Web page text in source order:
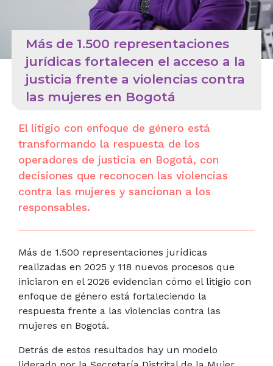
Más de 1.500 representaciones
jurídicas fortalecen el acceso a la
justicia frente a violencias contra
las mujeres en Bogotá
El litigio con enfoque de género está
transformando la respuesta de los
operadores de justicia en Bogotá, con
decisiones que reconocen las violencias
contra las mujeres y sancionan a los
responsables.
Más de 1.500 representaciones jurídicas
realizadas en 2025 y 118 nuevos procesos que
iniciaron en el 2026 evidencian cómo el litigio con
enfoque de género está fortaleciendo la
respuesta frente a las violencias contra las
mujeres en Bogotá.
Detrás de estos resultados hay un modelo